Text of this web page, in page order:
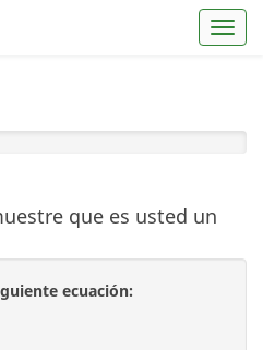
que es usted un
ecuación:( Obligatoria )